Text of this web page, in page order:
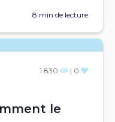
8 min de lecture
1 830 | 0
le